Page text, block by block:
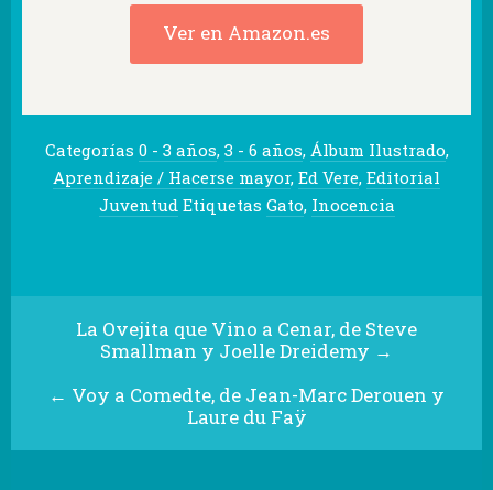
Ver en Amazon.es
Categorías 0 - 3 años, 3 - 6 años, Álbum Ilustrado,
Aprendizaje / Hacerse mayor, Ed Vere, Editorial
Juventud Etiquetas Gato, Inocencia
La Ovejita que Vino a Cenar, de Steve
Smallman y Joelle Dreidemy →
← Voy a Comedte, de Jean-Marc Derouen y
Laure du Faÿ